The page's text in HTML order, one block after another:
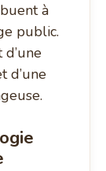
à
public.
d’une